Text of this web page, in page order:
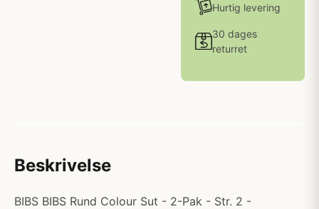
Hurtig levering
30 dages
returret
Beskrivelse
BIBS BIBS Rund Colour Sut - 2-Pak - Str. 2 -